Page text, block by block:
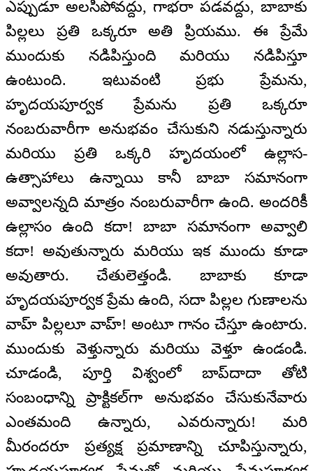
ఎప్పుడూ అలసిపోవద్దు, గాభరా పడవద్దు, బాబాకు
పిల్లలు ప్రతి ఒక్కరూ అతి ప్రియము. ఈ ప్రేమే
ముందుకు నడిపిస్తుంది మరియు నడిపిస్తూ
ఉంటుంది. ఇటువంటి ప్రభు ప్రేమను,
హృదయపూర్వక ప్రేమను ప్రతి ఒక్కరూ
నంబరువారీగా అనుభవం చేసుకుని నడుస్తున్నారు
మరియు ప్రతి ఒక్కరి హృదయంలో ఉల్లాస-
ఉత్సాహాలు ఉన్నాయి కానీ బాబా సమానంగా
అవ్వాలన్నది మాత్రం నంబరువారీగా ఉంది. అందరికీ
ఉల్లాసం ఉంది కదా! బాబా సమానంగా అవ్వాలి
కదా! అవుతున్నారు మరియు ఇక ముందు కూడా
అవుతారు. చేతులెత్తండి. బాబాకు కూడా
హృదయపూర్వక ప్రేమ ఉంది, సదా పిల్లల గుణాలను
వాహ్ పిల్లలూ వాహ్! అంటూ గానం చేస్తూ ఉంటారు.
ముందుకు వెళ్తున్నారు మరియు వెళ్తూ ఉండండి.
చూడండి, పూర్తి విశ్వంలో బాప్‍దాదా తోటి
సంబంధాన్ని ప్రాక్టికల్‍గా అనుభవం చేసుకునేవారు
ఎంతమంది ఉన్నారు, ఎవరున్నారు! మరి
మీరందరూ ప్రత్యక్ష ప్రమాణాన్ని చూపిస్తున్నారు,